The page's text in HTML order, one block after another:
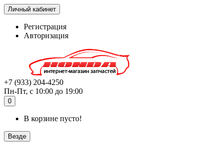
Личный кабинет
Регистрация
Авторизация
+7 (933) 204-4250
Пн-Пт, с 10:00 до 19:00
0
В корзине пусто!
Везде